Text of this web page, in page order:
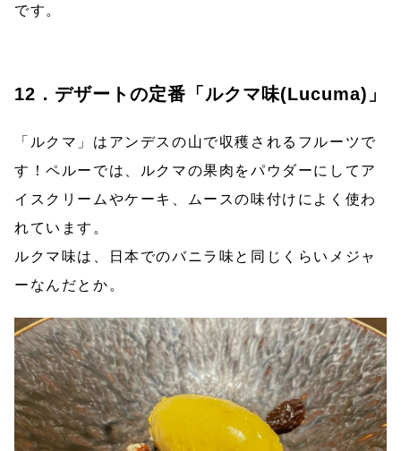
です。
12．デザートの定番「ルクマ味(Lucuma)」
「ルクマ」はアンデスの山で収穫されるフルーツで
す！ペルーでは、ルクマの果肉をパウダーにしてア
イスクリームやケーキ、ムースの味付けによく使わ
れています。
ルクマ味は、日本でのバニラ味と同じくらいメジャ
ーなんだとか。